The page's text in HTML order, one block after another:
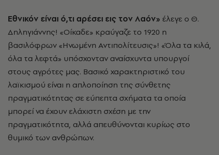
Εθνικόν είναι ό,τι αρέσει εις τον Λαόν» έλεγε ο Θ.
Δηληγιάννης! «Οίκαδε» κραύγαζε το 1920 η
βασιλόφρων «Ηνωμένη Αντιπολίτευσις»! «Όλα τα κιλά,
όλα τα λεφτά» υπόσχονταν αναίσχυντα υπουργοί
στους αγρότες μας. Βασικό χαρακτηριστικό του
λαϊκισμού είναι η απλοποίηση της σύνθετης
πραγματικότητας σε εύπεπτα σχήματα τα οποία
μπορεί να έχουν ελάχιστη σχέση με την
πραγματικότητα, αλλά απευθύνονται κυρίως στο
θυμικό των ανθρώπων.